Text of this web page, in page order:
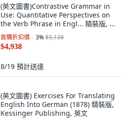
(英文圖書)Contrastive Grammar in
Use: Quantitative Perspectives on
the Verb Phrase in Engl... 精裝版, 英
文, Brill
首購折扣價 3%$5,138
$4,938
8/19 預計送達
(英文圖書) Exercises For Translating
English Into German (1878) 精裝版,
Kessinger Publishing, 英文